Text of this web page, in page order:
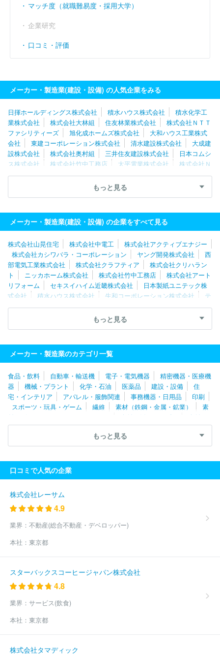
マッチ度（就職難易度・採用大学）
企業研究
口コミ・評価
メーカー・製造業(建設・設備) の人気企業をみる
日揮ホールディングス株式会社 積水ハウス株式会社
積水化学工
業株式会社
株式会社大林組 住友林業株式会社
株式会社ＮＴＴ
ファシリティーズ
旭化成ホームズ株式会社
大和ハウス工業株式
会社
東建コーポレーション株式会社 清水建設株式会社
大成建
設株式会社
株式会社奥村組 三井住友建設株式会社
日本コムシ
ス株式会社
株式会社竹中工務店 太平電業株式会社
株式会社Ｎ
ＩＰＰＯ
新菱冷熱工業株式会社 三機工業株式会社
株式会社熊
三菱電機ビルソリューションズ株式会社
住友林業ホームテ
ック株式会社
会社朝日工業社
株式会社きんでん タマホーム株式会社
もっと見る
メーカー・製造業(建設・設備) の企業をすべて見る
株式会社山晃住宅 株式会社中電工
株式会社アクティブエナジー
株式会社カシワバラ・コーポレーション
ヤング開発株式会社
西
部電気工業株式会社
株式会社クラフティア
株式会社クリハラン
ト
ニッカホーム株式会社 株式会社竹中工務店
株式会社アート
リフォーム
セキスイハイム近畿株式会社
日本製紙ユニテック株
式会社
積水ハウス株式会社 生和コーポレーション株式会社
テ
レニシ株式会社
株式会社トーエネック 株式会社ナサホーム
株
大和ハウスリフォーム株式会社
株式会社きんで
ん
村組
ダイダン株式会社 株式会社ＪＲ西日本レールテック
シー
キューブ株式会社
大和ハウス工業株式会社
会社富士住建
松井産業株式会社
栃木セキスイハイム株式会社
コスモシステム株式会社
株式会社ＮＴＴファシリティーズ
大成
建設株式会社
三井デザインテック株式会社
株式会社フレッシュ
ハウス
旭化成ホームズ株式会社 国土防災技術株式会社
三井ホ
日揮ホールディングス株式会社
菊池建設株式会社
三菱ケミカルエンジニアリング株式会社
株式
会社ＡＱ Ｇｒｏｕｐ
株式会社
戸田建設株式会社 株式会社ＮＩＰＰＯ
旭化成リフォ
ーム株式会社
東光電気工事株式会社
ンターナショナル
ハイウェイ・エンジニアリング東京株式会社
菱冷熱工業株式会社
エンジニアリング株式会社
株式会社サンテック
会社
三井住友建設株式会社
日本コムシス
株式会社
東急建設株式会社
ューションズ株式会社
関電工
三機工業株式会社
会社
セキスイハイム中四国株式会社 ほか(14066件)
もっと見る
メーカー・製造業のカテゴリ一覧
食品・飲料 自動車・輸送機 電子・電気機器
精密機器・医療機
器
機械・プラント 化学・石油 医薬品 建設・設備
住
宅・インテリア
アパレル・服飾関連 事務機器・日用品
印刷
スポーツ・玩具・ゲーム
繊維 素材（鉄鋼・金属・鉱業）
素
材（ゴム・ガラス・セラミックス）
素材（紙・パルプ）
素材
（その他）
農林・水産 たばこ・飼料 その他
もっと見る
口コミで人気の企業
株式会社レーサム
4.9
業界： 不動産(総合不動産・デベロッパー)
本社： 東京都
スターバックスコーヒージャパン株式会社
4.8
業界： サービス(飲食)
本社： 東京都
株式会社タマディック